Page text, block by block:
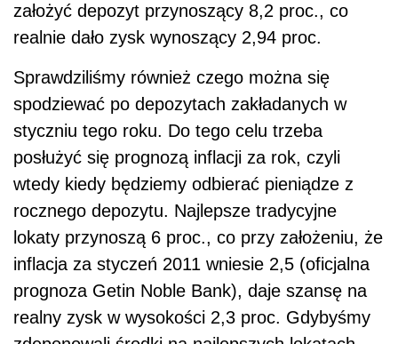
założyć depozyt przynoszący 8,2 proc., co
realnie dało zysk wynoszący 2,94 proc.
Sprawdziliśmy również czego można się
spodziewać po depozytach zakładanych w
styczniu tego roku. Do tego celu trzeba
posłużyć się prognozą inflacji za rok, czyli
wtedy kiedy będziemy odbierać pieniądze z
rocznego depozytu. Najlepsze tradycyjne
lokaty przynoszą 6 proc., co przy założeniu, że
inflacja za styczeń 2011 wniesie 2,5 (oficjalna
prognoza Getin Noble Bank), daje szansę na
realny zysk w wysokości 2,3 proc. Gdybyśmy